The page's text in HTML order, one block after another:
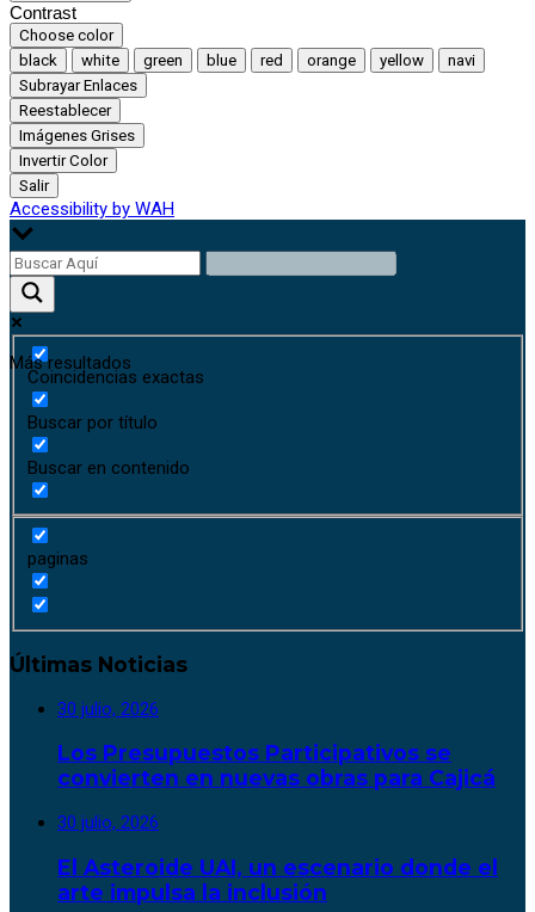
Contrast
Choose color
black
white green blue red orange yellow
navi
Subrayar Enlaces
Reestablecer
Imágenes Grises
Invertir Color
Salir
Accessibility by WAH
Más resultados
Coincidencias exactas
Buscar por título
Buscar en contenido
paginas
Últimas Noticias
30 julio, 2026
Los Presupuestos Participativos se
convierten en nuevas obras para Cajicá
30 julio, 2026
El Asteroide UAI, un escenario donde el
arte impulsa la inclusión